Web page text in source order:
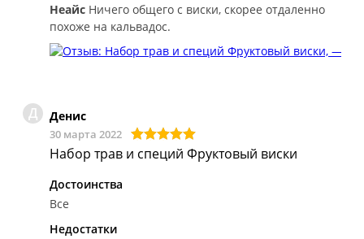
Неайс Ничего общего с виски, скорее отдаленно
похоже на кальвадос.
Д Денис
30 марта 2022
Набор трав и специй Фруктовый виски
Достоинства
Все
Недостатки